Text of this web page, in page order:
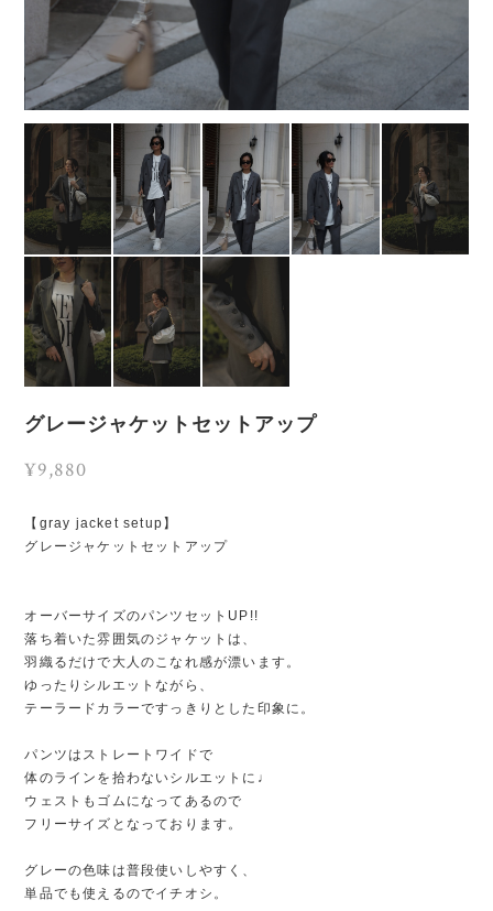
グレージャケットセットアップ
¥9,880
【gray jacket setup】
グレージャケットセットアップ
オーバーサイズのパンツセットUP!!
落ち着いた雰囲気のジャケットは、
羽織るだけで大人のこなれ感が漂います。
ゆったりシルエットながら、
テーラードカラーですっきりとした印象に。
パンツはストレートワイドで
体のラインを拾わないシルエットに♩
ウェストもゴムになってあるので
フリーサイズとなっております。
グレーの色味は普段使いしやすく、
単品でも使えるのでイチオシ。